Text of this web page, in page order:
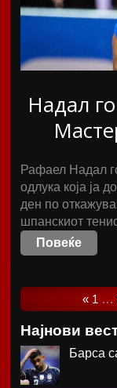
Надал
Рафаел Надал
одлука која ја
ден по
шпанскиот
Повеќе
« 1 …
Најнови
Барса